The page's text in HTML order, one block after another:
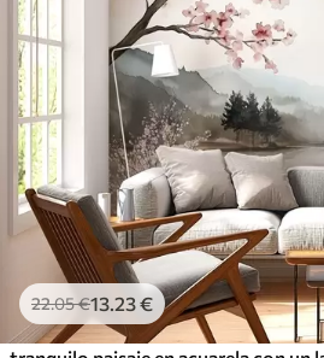
22.05€13.23€